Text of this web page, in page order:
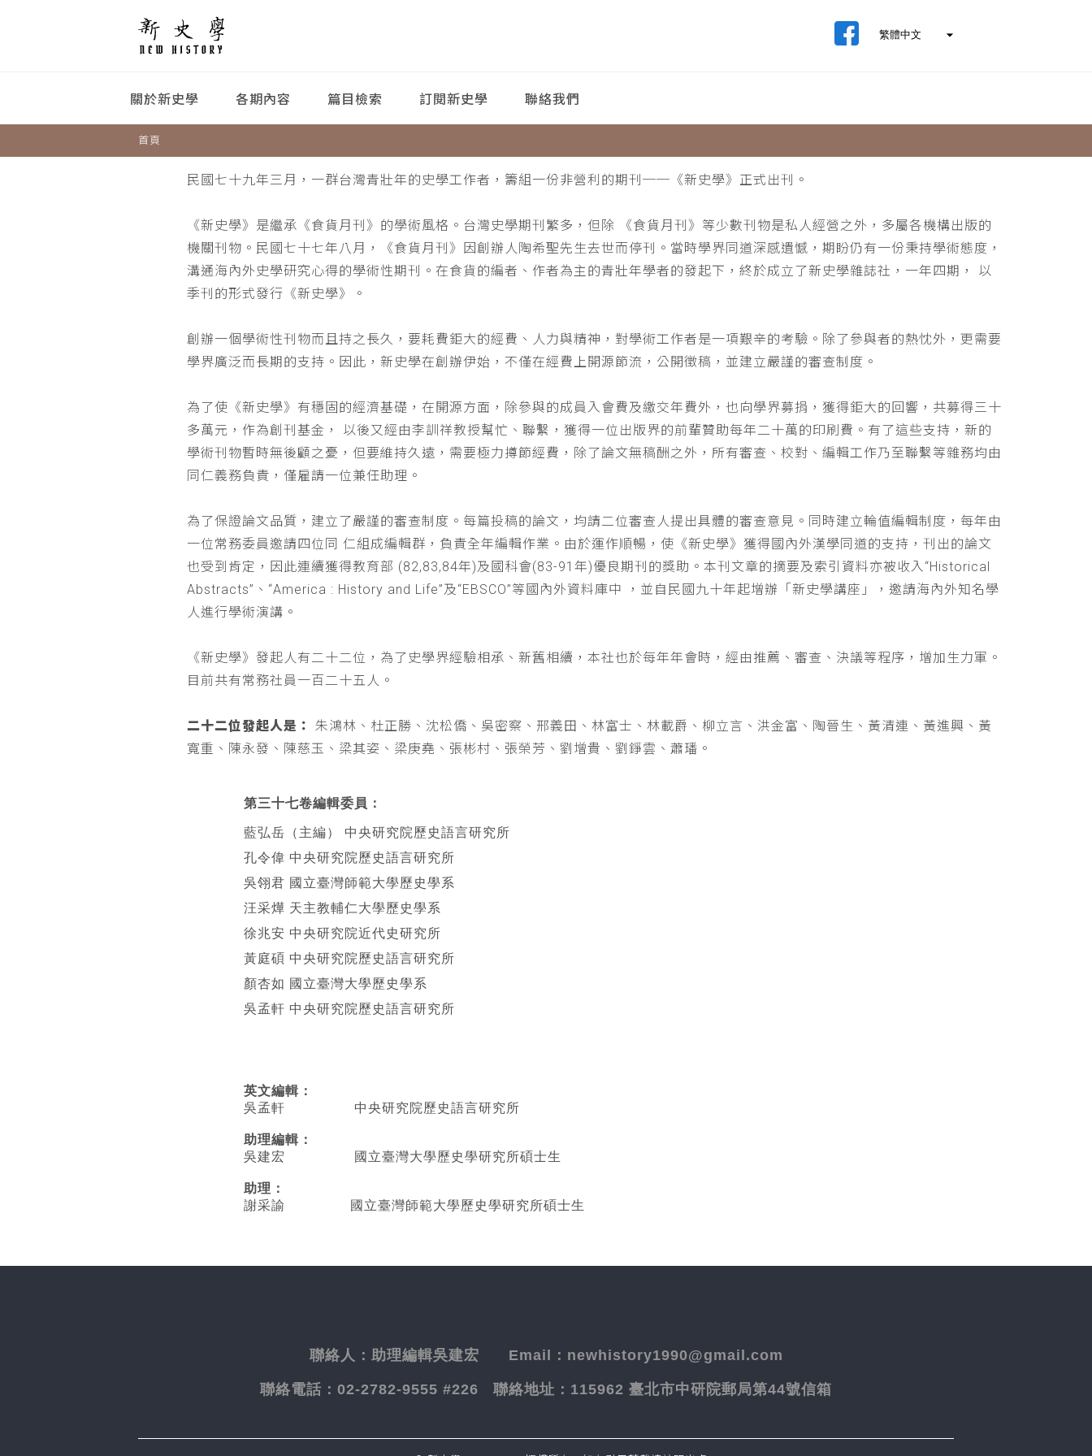
關於新史學 各期內容 篇目檢索 訂閱新史學 聯絡我們
首頁
民國七十九年三月，一群台灣青壯年的史學工作者，籌組一份非營利的期刊──《新史學》正式出刊。
《新史學》是繼承《食貨月刊》的學術風格。台灣史學期刊繁多，但除 《食貨月刊》等少數刊物是私人經營之外，多屬各機構出版的
機關刊物。民國七十七年八月，《食貨月刊》因創辦人陶希聖先生去世而停刊。當時學界同道深感遺憾，期盼仍有一份秉持學術態度，
溝通海內外史學研究心得的學術性期刊。在食貨的編者、作者為主的青壯年學者的發起下，終於成立了新史學雜誌社，一年四期， 以
季刊的形式發行《新史學》。
創辦一個學術性刊物而且持之長久，要耗費鉅大的經費、人力與精神，對學術工作者是一項艱辛的考驗。除了參與者的熱忱外，更需要
學界廣泛而長期的支持。因此，新史學在創辦伊始，不僅在經費上開源節流，公開徵稿，並建立嚴謹的審查制度。
為了使《新史學》有穩固的經濟基礎，在開源方面，除參與的成員入會費及繳交年費外，也向學界募捐，獲得鉅大的回響，共募得三十
多萬元，作為創刊基金， 以後又經由李訓祥教授幫忙、聯繫，獲得一位出版界的前輩贊助每年二十萬的印刷費。有了這些支持，新的
學術刊物暫時無後顧之憂，但要維持久遠，需要極力撙節經費，除了論文無稿酬之外，所有審查、校對、編輯工作乃至聯繫等雜務均由
同仁義務負責，僅雇請一位兼任助理。
為了保證論文品質，建立了嚴謹的審查制度。每篇投稿的論文，均請二位審查人提出具體的審查意見。同時建立輪值編輯制度，每年由
一位常務委員邀請四位同 仁組成編輯群，負責全年編輯作業。由於運作順暢，使《新史學》獲得國內外漢學同道的支持，刊出的論文
也受到肯定，因此連續獲得教育部 (82,83,84年)及國科會(83-91年)優良期刊的獎助。本刊文章的摘要及索引資料亦被收入“Historical
Abstracts”、“America : History and Life”及“EBSCO”等國內外資料庫中 ，並自民國九十年起增辦「新史學講座」，邀請海內外知名學
人進行學術演講。
《新史學》發起人有二十二位，為了史學界經驗相承、新舊相續，本社也於每年年會時，經由推薦、審查、決議等程序，增加生力軍。
目前共有常務社員一百二十五人。
二十二位發起人是：
朱鴻林、杜正勝、沈松僑、吳密察、邢義田、林富士、林載爵、柳立言、洪金富、陶晉生、黃清連、黃進興、黃
寬重、陳永發、陳慈玉、梁其姿、梁庚堯、張彬村、張榮芳、劉增貴、劉錚雲、蕭璠。
第三十七卷編輯委員：
藍弘岳（主編） 中央研究院歷史語言研究所
孔令偉 中央研究院歷史語言研究所
吳翎君 國立臺灣師範大學歷史學系
汪采燁 天主教輔仁大學歷史學系
徐兆安 中央研究院近代史研究所
黃庭碩 中央研究院歷史語言研究所
顏杏如 國立臺灣大學歷史學系
吳孟軒 中央研究院歷史語言研究所
英文編輯 ：
吳孟軒 中央研究院歷史語言研究所
助理編輯：
吳建宏 國立臺灣大學歷史學研究所碩士生
助理：
謝采諭
國立臺灣師範大學歷史學研究所碩士生
聯絡人： 助理編輯吳建宏 Email：newhistory1990@gmail.com
聯絡電話： 02-2782-9555 #226 聯絡地址： 115962 臺北市中研院郵局第44號信箱